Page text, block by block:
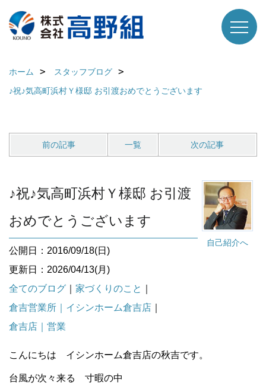
ホーム
スタッフブログ
♪祝♪気高町浜村Ｙ様邸 お引渡おめでとうございます
前の記事 一覧 次の記事
自己紹介へ
♪祝♪気高町浜村Ｙ様邸 お引渡
おめでとうございます
公開日：2016/09/18(日)
更新日：2026/04/13(月)
全てのブログ
家づくりのこと
倉吉営業所｜イシンホーム倉吉店
倉吉店｜営業
こんにちは イシンホーム倉吉店の秋吉です。
台風が次々来る 寸暇の中